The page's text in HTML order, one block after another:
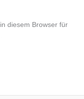
diesem Browser für